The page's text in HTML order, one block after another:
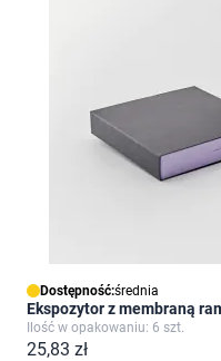
Dostępność:średnia
Ekspozytor z membraną
Ilość w opakowaniu: 6 szt.
25,83 zł